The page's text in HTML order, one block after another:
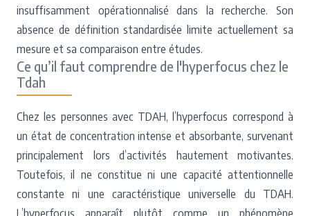
insuffisamment opérationnalisé dans la recherche. Son
absence de définition standardisée limite actuellement sa
mesure et sa comparaison entre études.
Ce qu’il faut comprendre de l'hyperfocus chez le
Tdah
Chez les personnes avec TDAH, l’hyperfocus correspond à
un état de concentration intense et absorbante, survenant
principalement lors d’activités hautement motivantes.
Toutefois, il ne constitue ni une capacité attentionnelle
constante ni une caractéristique universelle du TDAH.
L’hyperfocus apparaît plutôt comme un phénomène